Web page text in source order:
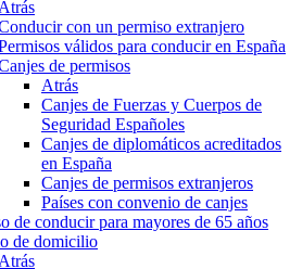
Atrás
con un permiso extranjero
válidos para conducir en España
de permisos
Atrás
Canjes de Fuerzas y Cuerpos de
Seguridad Españoles
Canjes de diplomáticos acreditados
en España
Canjes de permisos extranjeros
Países con convenio de canjes
de conducir para mayores de 65 años
de domicilio
Atrás